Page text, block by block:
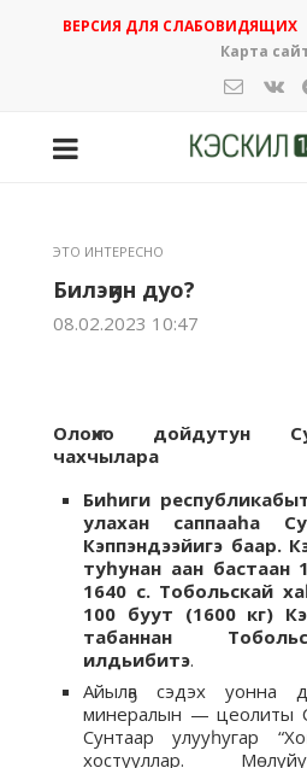
ВЕРСИЯ ДЛЯ СЛАБОВИДЯЩИХ
Карта
ЭТО ИНТЕРЕСНО
Билэҕин дуо?
08.02.2023 10:47
Олоҥхо дойдутун
чахчылара
Биһиги
улахан саппааһа
Кэппэндээйигэ баар.
туһунан аан бастаан
1640 с. Тобольскай
100 буут (1600 кг)
табаннан
илдьибитэ.
Айылҕа сэдэх уонна
минералын — цеолиты
Сунтаар улууһугар
хостууллар.